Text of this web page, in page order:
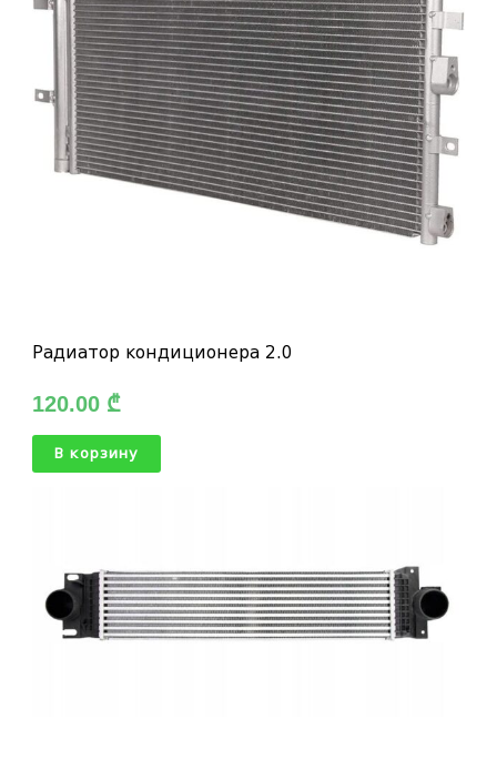
Радиатор кондиционера 2.0
120.00 ₾
В корзину